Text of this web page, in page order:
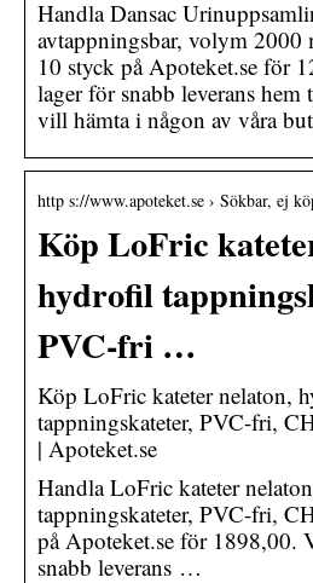
Handla Dansac
avtappningsbar, volym 2000
10 styck på Apoteket.se för
lager för snabb leverans
vill hämta i någon av våra
http s://www.apoteket.se › Sökbar, ej
Köp LoFric
hydrofil
PVC-fri …
Köp LoFric kateter nelaton,
tappningskateter, PVC-fri,
| Apoteket.se
Handla LoFric kateter
tappningskateter, PVC-fri,
på Apoteket.se för 1898,00.
snabb leverans …